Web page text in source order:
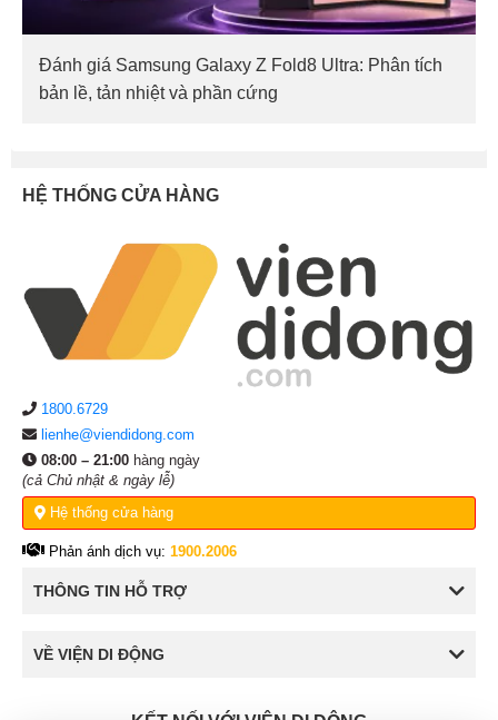
Đánh giá Samsung Galaxy Z Fold8 Ultra: Phân tích
bản lề, tản nhiệt và phần cứng
HỆ THỐNG CỬA HÀNG
1800.6729
lienhe@viendidong.com
08:00 – 21:00 hàng ngày
(cả Chủ nhật & ngày lễ)
Hệ thống cửa hàng
Phản ánh dịch vụ: 1900.2006
THÔNG TIN HỖ TRỢ
VỀ VIỆN DI ĐỘNG